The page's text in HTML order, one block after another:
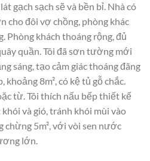
gạch sạch sẽ và bền bỉ. Nhà có
cho đôi vợ chồng, phòng khác
Phòng khách thoáng rộng, đủ
quần. Tôi đã sơn tường mới
sáng, tạo cảm giác thoáng đãng
khoảng 8m², có kệ tủ gỗ chắc.
từ. Tôi thích nấu bếp thiết kế
và gió, tránh khói mùi vào
chừng 5m², với vòi sen nước
lớn.